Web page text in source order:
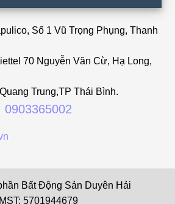
Số 1 Vũ Trọng Phụng, Thanh
70 Nguyễn Văn Cừ, Hạ Long,
Trung,TP Thái Bình.
0903365002
Bất Động Sản Duyên Hải
MST: 5701944679